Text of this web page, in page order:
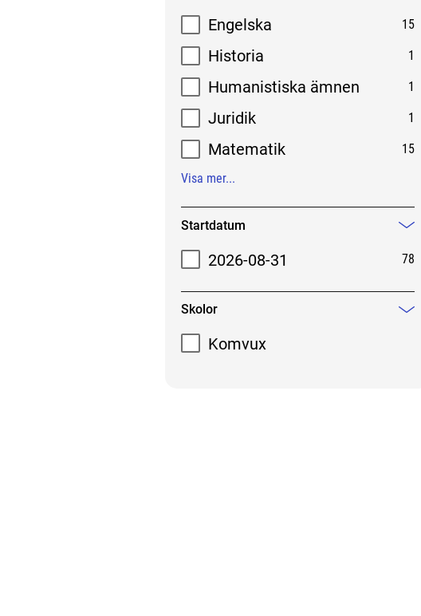
Engelska
15
Historia 1
Humanistiska ämnen 1
Juridik 1
Matematik
15
Visa mer...
Startdatum
2026-08-31
78
Skolor
Komvux